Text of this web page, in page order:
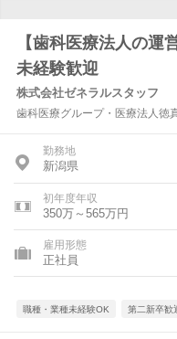
【歯科医療法人の運
未経験歓迎
株式会社ゼネラルスタッフ
歯科医療グループ・医療法人徳
勤務地
新潟県
初年度年収
350万～565万円
雇用形態
正社員
職種・業種未経験OK 第二新卒歓